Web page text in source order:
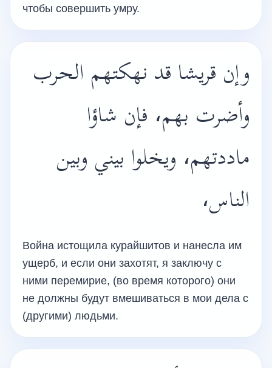
чтобы совершить умру.
وإن قريشا قد نهكتهم الحرب
وأضرت بهم، فإن شاؤا
ماددتهم، ويخلوا بيني وبين
الناس،
Война истощила курайшитов и нанесла им
ущерб, и если они захотят, я заключу с
ними перемирие, (во время которого) они
не должны будут вмешиваться в мои дела с
(другими) людьми.